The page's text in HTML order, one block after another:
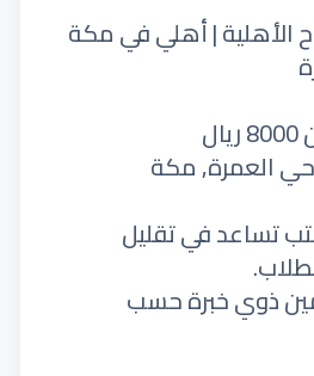
الأهلية | أهلي في مكة
العمرة, مكة
تساعد في تقليل
ذوي خبرة حسب